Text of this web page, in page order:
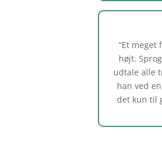
“Et meget
højt.
udtale alle
han ved
det kun til